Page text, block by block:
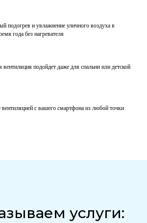
подогрев и увлажнение уличного воздуха в
года без нагревателя
вентиляция подойдет даже для спальни или детской
вентиляцией с вашего смартфона из любой точки
услуги: